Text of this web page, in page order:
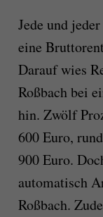
Jede und
eine
Darauf wies
Roßbach bei
hin. Zwölf
600 Euro,
900 Euro.
automatisch
Roßbach.